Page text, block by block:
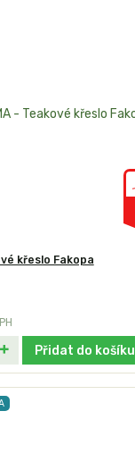
křeslo Fakopa
Přidat do košíku